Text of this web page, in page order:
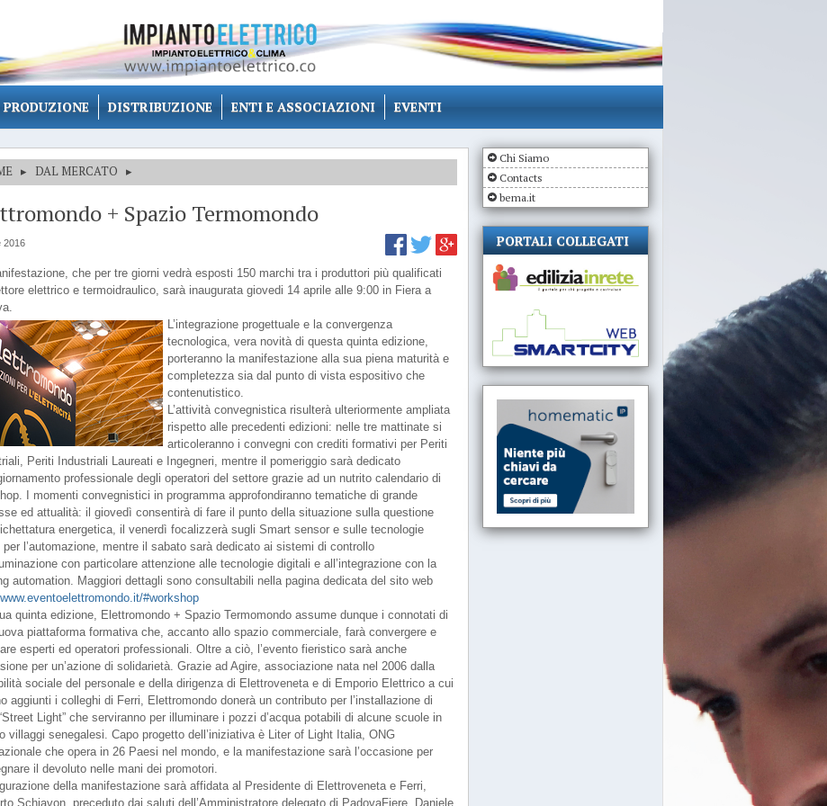
PRODUZIONE DISTRIBUZIONE ENTI E ASSOCIAZIONI EVENTI
▸ DAL MERCATO ▸
+ Spazio Termomondo
2016
che per tre giorni vedrà esposti 150 marchi tra i produttori più qualificati
elettrico e termoidraulico, sarà inaugurata giovedi 14 aprile alle 9:00 in Fiera a
L’integrazione progettuale e la convergenza
tecnologica, vera novità di questa quinta edizione,
porteranno la manifestazione alla sua piena maturità e
completezza sia dal punto di vista espositivo che
contenutistico.
L’attività convegnistica risulterà ulteriormente ampliata
rispetto alle precedenti edizioni: nelle tre mattinate si
articoleranno i convegni con crediti formativi per Periti
Periti Industriali Laureati e Ingegneri, mentre il pomeriggio sarà dedicato
professionale degli operatori del settore grazie ad un nutrito calendario di
I momenti convegnistici in programma approfondiranno tematiche di grande
ed attualità: il giovedì consentirà di fare il punto della situazione sulla questione
energetica, il venerdì focalizzerà sugli Smart sensor e sulle tecnologie
per l’automazione, mentre il sabato sarà dedicato ai sistemi di controllo
con particolare attenzione alle tecnologie digitali e all’integrazione con la
automation. Maggiori dettagli sono consultabili nella pagina dedicata del sito web
#workshop
quinta edizione, Elettromondo + Spazio Termomondo assume dunque i connotati di
piattaforma formativa che, accanto allo spazio commerciale, farà convergere e
esperti ed operatori professionali. Oltre a ciò, l’evento fieristico sarà anche
per un’azione di solidarietà. Grazie ad Agire, associazione nata nel 2006 dalla
sociale del personale e della dirigenza di Elettroveneta e di Emporio Elettrico a cui
aggiunti i colleghi di Ferri, Elettromondo donerà un contributo per l’installazione di
Light” che serviranno per illuminare i pozzi d’acqua potabili di alcune scuole in
villaggi senegalesi. Capo progetto dell’iniziativa è Liter of Light Italia, ONG
che opera in 26 Paesi nel mondo, e la manifestazione sarà l’occasione per
il devoluto nelle mani dei promotori.
della manifestazione sarà affidata al Presidente di Elettroveneta e Ferri,
Schiavon, preceduto dai saluti dell’Amministratore delegato di PadovaFiere, Daniele
Chi Siamo
Contacts
bema.it
PORTALI COLLEGATI